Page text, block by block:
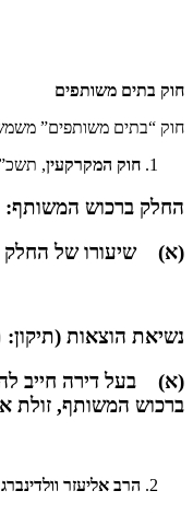
חוק בתים משותפים
חוק “בתים משותפים”
חוק המקרקעין, תשכ”ט (1969) –
החלק ברכוש המשותף:
(א) שיעורו של החלק
נשיאת הוצאות
(א) בעל דירה חייב
ברכוש המשותף, זולת
הרב אליעזר וולדינברג